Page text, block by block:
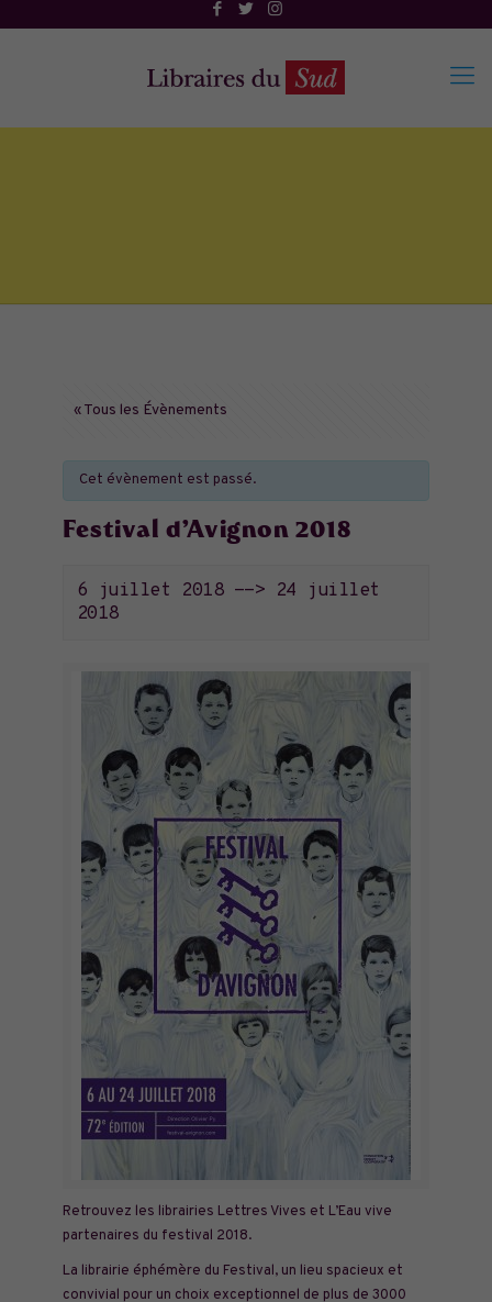
« Tous les Évènements
Cet évènement est passé.
Festival d’Avignon 2018
6 juillet 2018--> 24 juillet
2018
Retrouvez les librairies Lettres Vives et L’Eau vive
partenaires du festival 2018.
La librairie éphémère du Festival, un lieu spacieux et
convivial pour un choix exceptionnel de plus de 3000